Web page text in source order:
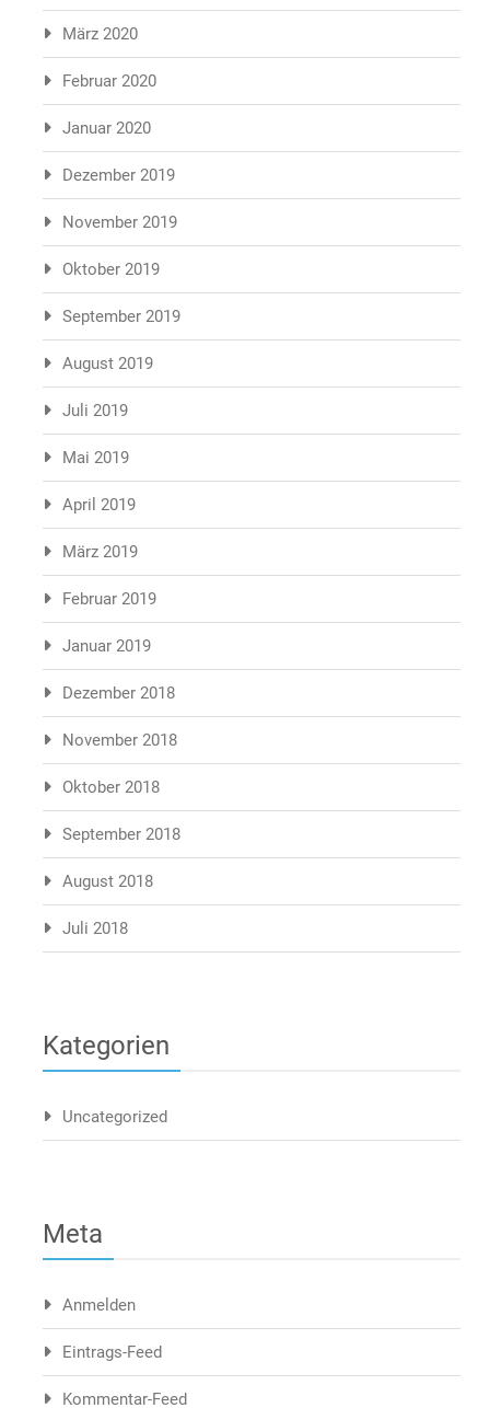
März 2020
Februar 2020
Januar 2020
Dezember 2019
November 2019
Oktober 2019
September 2019
August 2019
Juli 2019
Mai 2019
April 2019
März 2019
Februar 2019
Januar 2019
Dezember 2018
November 2018
Oktober 2018
September 2018
August 2018
Juli 2018
Kategorien
Uncategorized
Meta
Anmelden
Eintrags-Feed
Kommentar-Feed